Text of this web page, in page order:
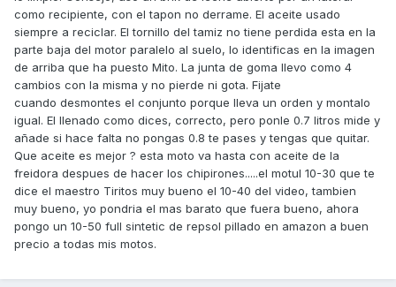
como recipiente, con el tapon no derrame. El aceite usado
siempre a reciclar. El tornillo del tamiz no tiene perdida esta en la
parte baja del motor paralelo al suelo, lo identificas en la imagen
de arriba que ha puesto Mito. La junta de goma llevo como 4
cambios con la misma y no pierde ni gota. Fijate
cuando desmontes el conjunto porque lleva un orden y montalo
igual. El llenado como dices, correcto, pero ponle 0.7 litros mide y
añade si hace falta no pongas 0.8 te pases y tengas que quitar.
Que aceite es mejor ? esta moto va hasta con aceite de la
freidora despues de hacer los chipirones.....el motul 10-30 que te
dice el maestro Tiritos muy bueno el 10-40 del video, tambien
muy bueno, yo pondria el mas barato que fuera bueno, ahora
pongo un 10-50 full sintetic de repsol pillado en amazon a buen
precio a todas mis motos.